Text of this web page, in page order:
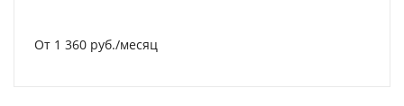
От 1 360 руб./месяц